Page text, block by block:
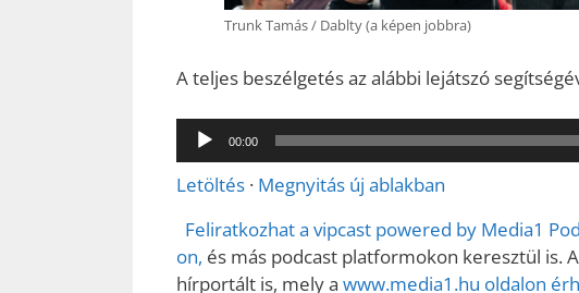
Trunk Tamás / Dablty (a képen jobbra)
A teljes beszélgetés az alábbi lejátszó
Audió
lejátszó
00:00
Letöltés · Megnyitás új ablakban
Feliratkozhat a vipcast powered by Media1
on, és más podcast platformokon keresztül is.
hírportált is, mely a www.media1.hu oldalon